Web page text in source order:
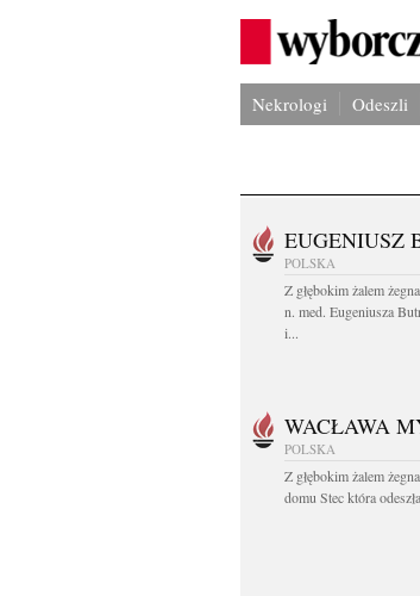
Nekrologi Odeszli
EUGENIUSZ
POLSKA
Z głębokim żalem
n. med. Eugeniusza
i...
WACŁAWA
POLSKA
Z głębokim żalem
domu Stec która